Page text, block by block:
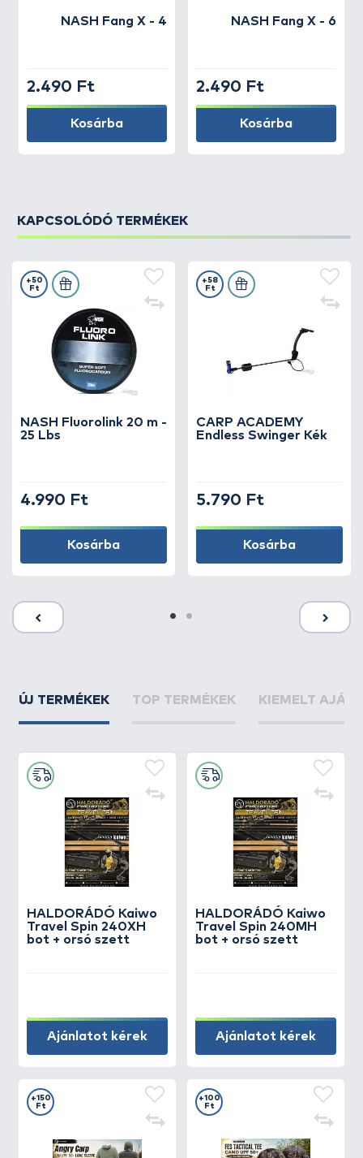
NASH Fang X - 4
2.490 Ft
Kosárba
NASH Fang X - 6
2.490 Ft
Kosárba
KAPCSOLÓDÓ TERMÉKEK
NASH Fluorolink 20 m -
25 Lbs
+50
Ft
4.990 Ft
Kosárba
CARP ACADEMY
Endless Swinger Kék
+58
Ft
5.790 Ft
Kosárba
ÚJ TERMÉKEK TOP TERMÉKEK KIEMELT
HALDORÁDÓ Kaiwo
Travel Spin 240XH
bot + orsó szett
Ajánlatot kérek
HALDORÁDÓ Kaiwo
Travel Spin 240MH
bot + orsó szett
Ajánlatot kérek
+150
Ft
+100
Ft